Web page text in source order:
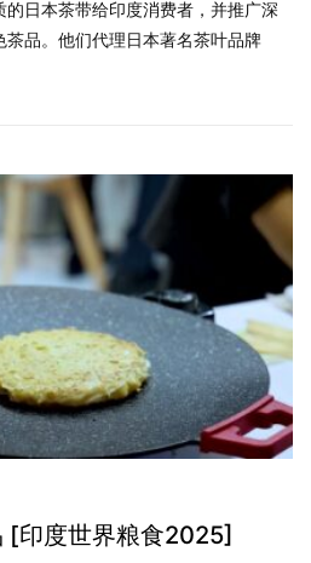
日本茶带给印度消费者，并推广深
品。他们代理日本著名茶叶品牌
[印度世界粮食2025]